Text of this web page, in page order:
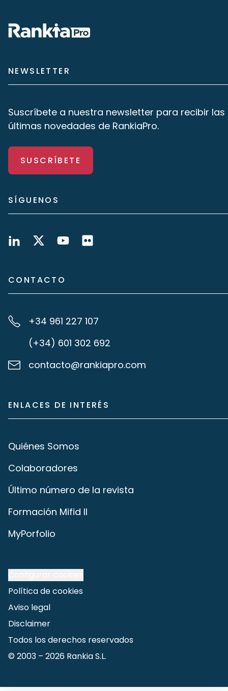
NEWSLETTER
Suscríbete a nuestra newsletter para recibir las
últimas novedades de RankiaPro.
SUSCRÍBETE
SÍGUENOS
CONTACTO
+34 961 227 107
(+34) 601 302 692
contacto@rankiapro.com
ENLACES DE INTERÉS
Quiénes Somos
Colaboradores
Último número de la revista
Formación Mifid II
MyPorfolio
Política de cookies
Aviso legal
Disclaimer
Todos los derechos reservados
© 2003 – 2026 Rankia S.L.